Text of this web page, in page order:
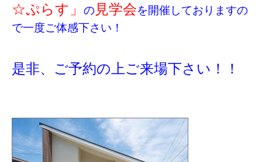
☆ぷらす」
の 見学会を開催しておりますの
で一度ご体感下さい！
是非、ご予約の上ご来場下さい！！